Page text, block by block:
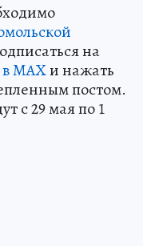
на
MAXи нажать
постом.
с 29 мая по 1